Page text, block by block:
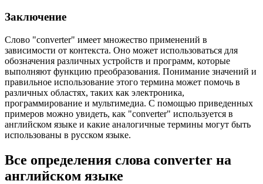
Заключение
Слово "converter" имеет множество применений в
зависимости от контекста. Оно может использоваться для
обозначения различных устройств и программ, которые
выполняют функцию преобразования. Понимание значений и
правильное использование этого термина может помочь в
различных областях, таких как электроника,
программирование и мультимедиа. С помощью приведенных
примеров можно увидеть, как "converter" используется в
английском языке и какие аналогичные термины могут быть
использованы в русском языке.
Все определения слова converter на
английском языке